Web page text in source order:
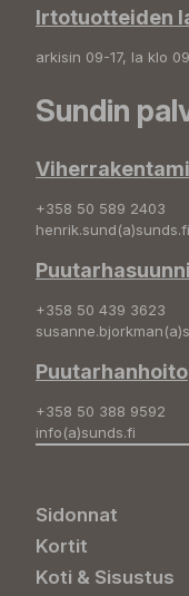
Irtotuotteiden
arkisin 09-17, la klo
Sundin
+358 50 589 2403
henrik.sund(a)sunds.fi
+358 50 439 3623
Puutarhanhoito
+358 50 388 9592
info(a)sunds.fi
Sidonnat
Kortit
Koti & Sisustus